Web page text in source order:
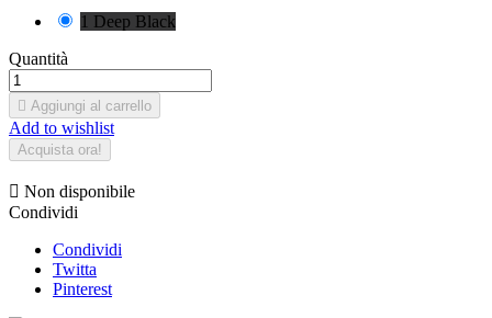
1 Deep Black
Quantità
 Aggiungi al carrello
Add to wishlist
Acquista ora!
 Non disponibile
Condividi
Condividi
Twitta
Pinterest